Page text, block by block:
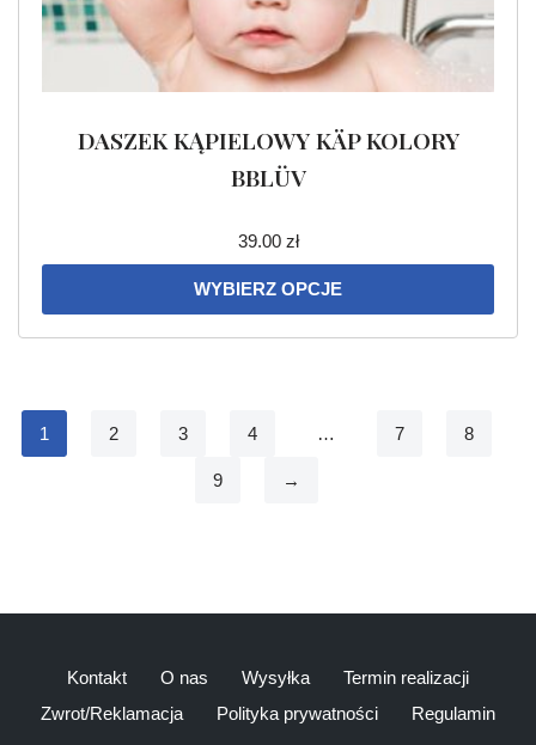
DASZEK KĄPIELOWY KÄP KOLORY
BBLÜV
39.00 zł
WYBIERZ OPCJE
1 2 3 4 … 7 8
9 →
Kontakt O nas Wysyłka
Termin realizacji
Zwrot/Reklamacja
Polityka prywatności Regulamin